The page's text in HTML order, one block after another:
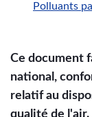
Polluants
Ce document
national,
relatif au
qualité de l'air.